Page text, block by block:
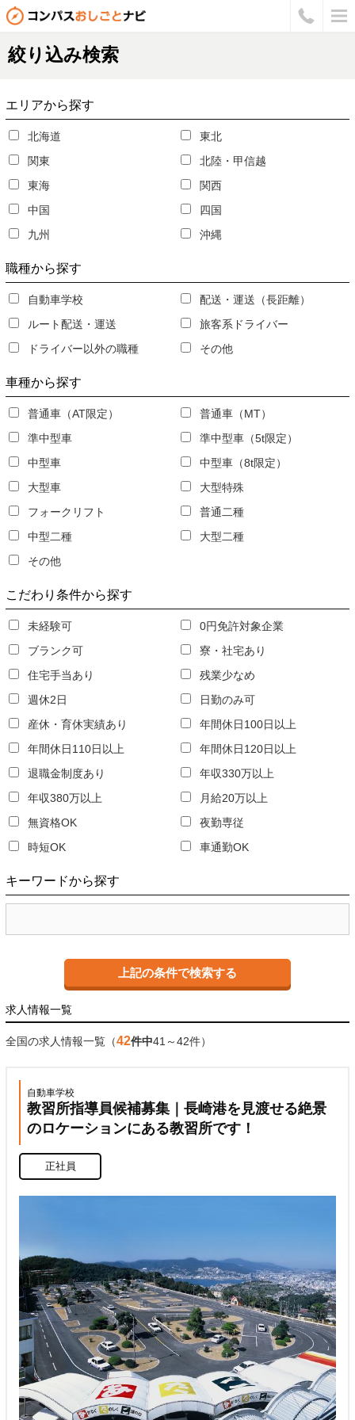
絞り込み検索
エリアから探す
北海道
東北
関東
北陸・甲信越
東海
関西
中国
四国
九州
沖縄
職種から探す
自動車学校
配送・運送（長距離）
ルート配送・運送
旅客系ドライバー
ドライバー以外の職種
その他
車種から探す
普通車（AT限定）
普通車（MT）
準中型車
準中型車（5t限定）
中型車
中型車（8t限定）
大型車
大型特殊
フォークリフト
普通二種
中型二種
大型二種
その他
こだわり条件から探す
未経験可
0円免許対象企業
ブランク可
寮・社宅あり
住宅手当あり
残業少なめ
週休2日
日勤のみ可
産休・育休実績あり
年間休日100日以上
年間休日110日以上
年間休日120日以上
退職金制度あり
年収330万以上
年収380万以上
月給20万以上
無資格OK
夜勤専従
時短OK
車通勤OK
キーワードから探す
求人情報一覧
全国の求人情報一覧（42件中41～42件）
自動車学校
教習所指導員候補募集｜長崎港を見渡せる絶景
のロケーションにある教習所です！
正社員